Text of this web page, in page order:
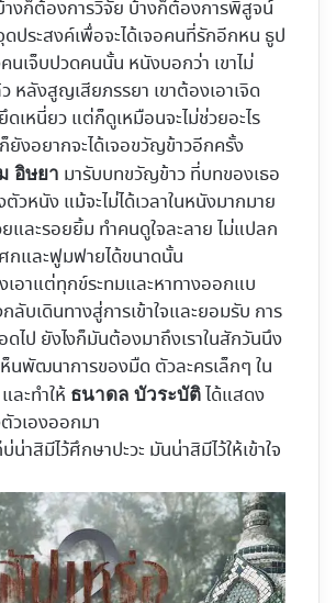
งก็ต้องการวิจัย บ้างก็ต้องการพิสูจน์
ประสงค์เพื่อจะได้เจอคนที่รักอีกหน ธูป
เจ็บปวดคนนั้น หนังบอกว่า เขาไม่
หลังสูญเสียภรรยา เขาต้องเอาเจิด
ดเหนี่ยว แต่ก็ดูเหมือนจะไม่ช่วยอะไร
ยังอยากจะได้เจอขวัญข้าวอีกครั้ง
อิษยา มารับบทขวัญข้าว ที่บทของเธอ
ตัวหนัง แม้จะไม่ได้เวลาในหนังมากมาย
และรอยยิ้ม ทำคนดูใจละลาย ไม่แปลก
ศกและฟูมฟายได้ขนาดนั้น
อาแต่ทุกข์ระทมและหาทางออกแบ
บเดินทางสู่การเข้าใจและยอมรับ การ
ไป ยังไงก็มันต้องมาถึงเราในสักวันนึง
นพัฒนาการของมืด ตัวละครเล็กๆ ใน
ละทำให้ ธนาดล บัวระบัติ ได้แสดง
วเองออกมา
าสิมีไว้ศึกษาปะวะ มันน่าสิมีไว้ให้เข้าใจ